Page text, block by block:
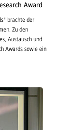
Award
brachte der
Zu den
Austausch und
Awards sowie ein